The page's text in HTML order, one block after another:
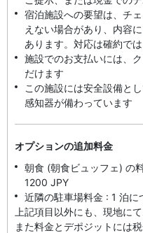
宿泊施設への要望は、チ
えない場合があり、内容
あります。対応は確約で
施設でのお支払いには、
だけます
この施設には安全設備と
感知器が備わっています
オプションの追加料金
朝食 (朝食ビュッフェ) の
1200 JPY
近隣の駐車場料金 : 1 泊
上記項目以外にも、現地に
また料金とデポジットには